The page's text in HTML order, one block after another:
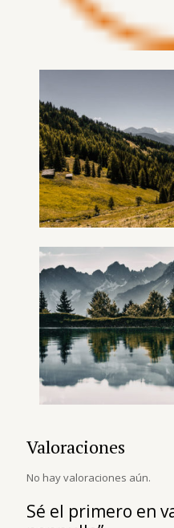
Valoraciones
No hay valoraciones aún.
Sé el primero en